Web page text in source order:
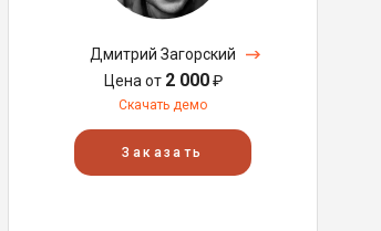
Дмитрий Загорский
Цена от 2 000₽
Скачать демо
Заказать